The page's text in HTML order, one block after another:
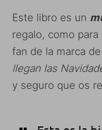
Este libro es un
regalo, como
fan de la marca
llegan las
y seguro que os